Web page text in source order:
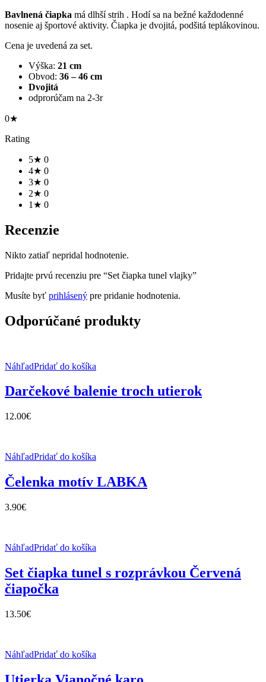
Bavlnená čiapka má dlhší strih . Hodí sa na bežné každodenné
nosenie aj športové aktivity. Čiapka je dvojitá, podšitá teplákovinou.
Cena je uvedená za set.
Výška: 21 cm
Obvod: 36 – 46 cm
Dvojitá
odprorúčam na 2-3r
0★
Rating
5★ 0
4★ 0
3★ 0
2★ 0
1★ 0
Recenzie
Nikto zatiaľ nepridal hodnotenie.
Pridajte prvú recenziu pre “Set čiapka tunel vlajky”
Musíte byť prihlásený pre pridanie hodnotenia.
Odporúčané produkty
NáhľadPridať do košíka
Darčekové balenie troch utierok
12.00€
NáhľadPridať do košíka
Čelenka motív LABKA
3.90€
NáhľadPridať do košíka
Set čiapka tunel s rozprávkou Červená
čiapočka
13.50€
NáhľadPridať do košíka